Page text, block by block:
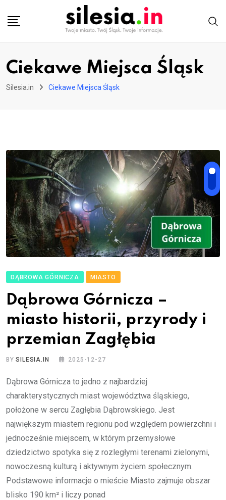
Ciekawe Miejsca Śląsk
Silesia.in Ciekawe Miejsca Śląsk
DĄBROWA GÓRNICZA MIASTO
Dąbrowa Górnicza –
miasto historii, przyrody i
przemian Zagłębia
BYSILESIA.IN 2025-12-27
Dąbrowa Górnicza to jedno z najbardziej
charakterystycznych miast województwa śląskiego,
położone w sercu Zagłębia Dąbrowskiego. Jest
największym miastem regionu pod względem powierzchni i
jednocześnie miejscem, w którym przemysłowe
dziedzictwo spotyka się z rozległymi terenami zielonymi,
nowoczesną kulturą i aktywnym życiem społecznym.
Podstawowe informacje o mieście Miasto zajmuje obszar
blisko 190 km² i liczy ponad